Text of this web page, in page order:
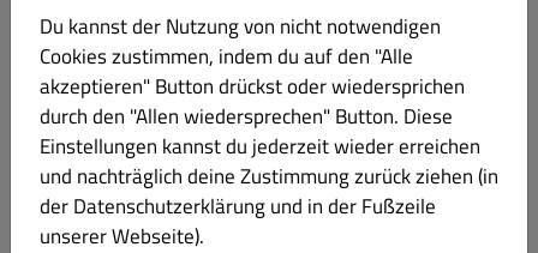
Bellamore Schnitzel € 11.40
mit Reis und Champignonsauce
Du kannst der Nutzung von nicht notwendigen
Cookies zustimmen, indem du auf den "Alle
akzeptieren" Button drückst oder wiedersprichen
durch den "Allen wiedersprechen" Button. Diese
Einstellungen kannst du jederzeit wieder erreichen
und nachträglich deine Zustimmung zurück ziehen (in
der Datenschutzerklärung und in der Fußzeile
unserer Webseite).